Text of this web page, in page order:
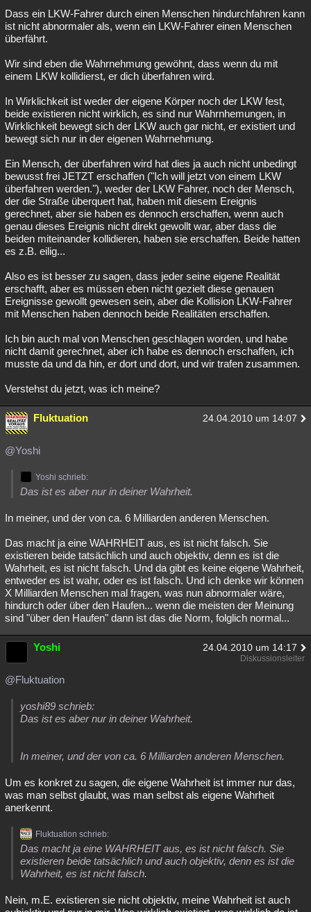
Dass ein LKW-Fahrer durch einen Menschen hindurchfahren kann
ist nicht abnormaler als, wenn ein LKW-Fahrer einen Menschen
überfährt.
Wir sind eben die Wahrnehmung gewöhnt, dass wenn du mit
einem LKW kollidierst, er dich überfahren wird.
In Wirklichkeit ist weder der eigene Körper noch der LKW fest,
beide existieren nicht wirklich, es sind nur Wahrnhemungen, in
Wirklichkeit bewegt sich der LKW auch gar nicht, er existiert und
bewegt sich nur in der eigenen Wahrnehmung.
Ein Mensch, der überfahren wird hat dies ja auch nicht unbedingt
bewusst frei JETZT erschaffen ("Ich will jetzt von einem LKW
überfahren werden."), weder der LKW Fahrer, noch der Mensch,
der die Straße überquert hat, haben mit diesem Ereignis
gerechnet, aber sie haben es dennoch erschaffen, wenn auch
genau dieses Ereignis nicht direkt gewollt war, aber dass die
beiden miteinander kollidieren, haben sie erschaffen. Beide hatten
es z.B. eilig...
Also es ist besser zu sagen, dass jeder seine eigene Realität
erschafft, aber es müssen eben nicht gezielt diese genauen
Ereignisse gewollt gewesen sein, aber die Kollision LKW-Fahrer
mit Menschen haben dennoch beide Realitäten erschaffen.
Ich bin auch mal von Menschen geschlagen worden, und habe
nicht damit gerechnet, aber ich habe es dennoch erschaffen, ich
musste da und da hin, er dort und dort, und wir trafen zusammen.
Verstehst du jetzt, was ich meine?
Fluktuation 24.04.2010 um 14:07
@Yoshi
Yoshi schrieb:
Das ist es aber nur in deiner Wahrheit.
In meiner, und der von ca. 6 Milliarden anderen Menschen.
Das macht ja eine WAHRHEIT aus, es ist nicht falsch. Sie
existieren beide tatsächlich und auch objektiv, denn es ist die
Wahrheit, es ist nicht falsch. Und da gibt es keine eigene Wahrheit,
entweder es ist wahr, oder es ist falsch. Und ich denke wir können
X Milliarden Menschen mal fragen, was nun abnormaler wäre,
hindurch oder über den Haufen... wenn die meisten der Meinung
sind "über den Haufen" dann ist das die Norm, folglich normal...
Yoshi 24.04.2010 um 14:17
Diskussionsleiter
@Fluktuation
yoshi89 schrieb:
Das ist es aber nur in deiner Wahrheit.
In meiner, und der von ca. 6 Milliarden anderen Menschen.
Um es konkret zu sagen, die eigene Wahrheit ist immer nur das,
was man selbst glaubt, was man selbst als eigene Wahrheit
anerkennt.
Fluktuation schrieb:
Das macht ja eine WAHRHEIT aus, es ist nicht falsch. Sie
existieren beide tatsächlich und auch objektiv, denn es ist die
Wahrheit, es ist nicht falsch.
Nein, m.E. existieren sie nicht objektiv, meine Wahrheit ist auch